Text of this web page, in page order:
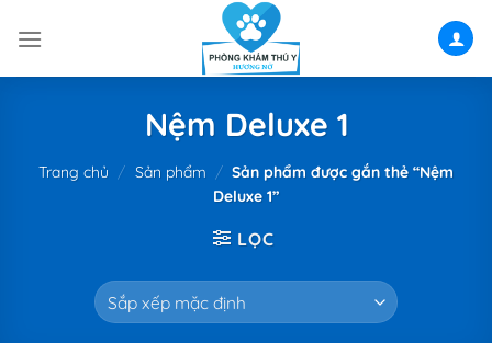
Nệm Deluxe 1
Trang chủ / Sản phẩm / Sản phẩm được gắn thẻ “Nệm
Deluxe 1”
LỌC